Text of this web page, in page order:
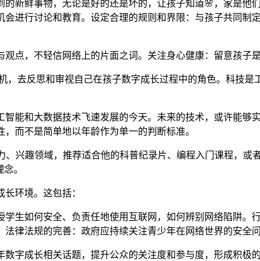
新鲜事物，无论是好的还是坏的，让孩子知道🌸，家是
进行讨论和教育。设定合理的规则和界限：与孩子共同
点，不轻信网络上的片面之词。关注身心健康：留意孩子
，去反思和审视自己在孩子数字成长过程中的角色。科技
能和大数据技术飞速发展的今天。未来的技术，或许能
而不是简单地以年龄作为单一的判断标准。
兴趣领域，推荐适合他的科普纪录片、编程入门课程，
。
环境。这包括：
生如何安全、负责任地使用互联网，如何辨别网络陷阱
律法规的完善：政府应持续关注青少年在网络世界的安全
字成长相关话题，提升公众的关注度和参与度，形成积极的